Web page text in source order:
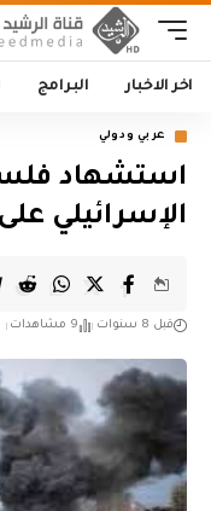
اخر الاخبار البرامج
عربي ودولي
استشهاد
الإسرائيلي
قبل 8 سنوات 9 مشاهدات